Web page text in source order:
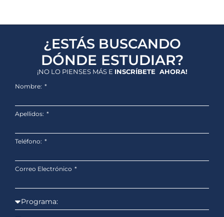
¿ESTÁS BUSCANDO
DÓNDE ESTUDIAR?
¡NO LO PIENSES MÁS E INSCRÍBETE AHORA!
Nombre:
Apellidos:
Teléfono:
Correo Electrónico